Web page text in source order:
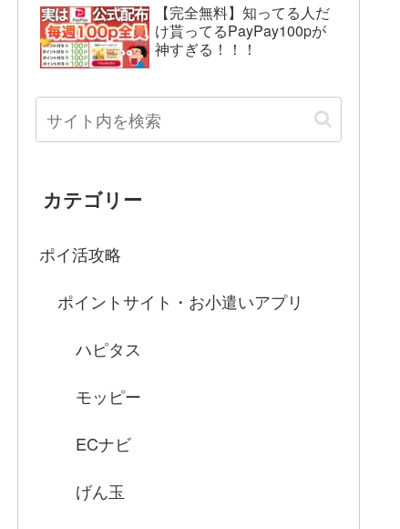
【完全無料】知ってる人だ
け貰ってるPayPay100pが
神すぎる！！！
カテゴリー
ポイ活攻略
ポイントサイト・お小遣いアプリ
ハピタス
モッピー
ECナビ
げん玉